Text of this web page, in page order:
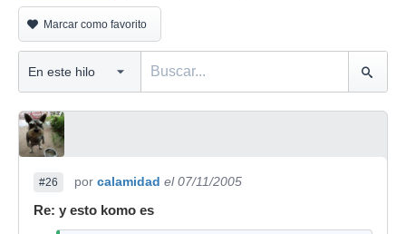
Marcar como favorito
#26 por calamidad el 07/11/2005
Re: y esto komo es